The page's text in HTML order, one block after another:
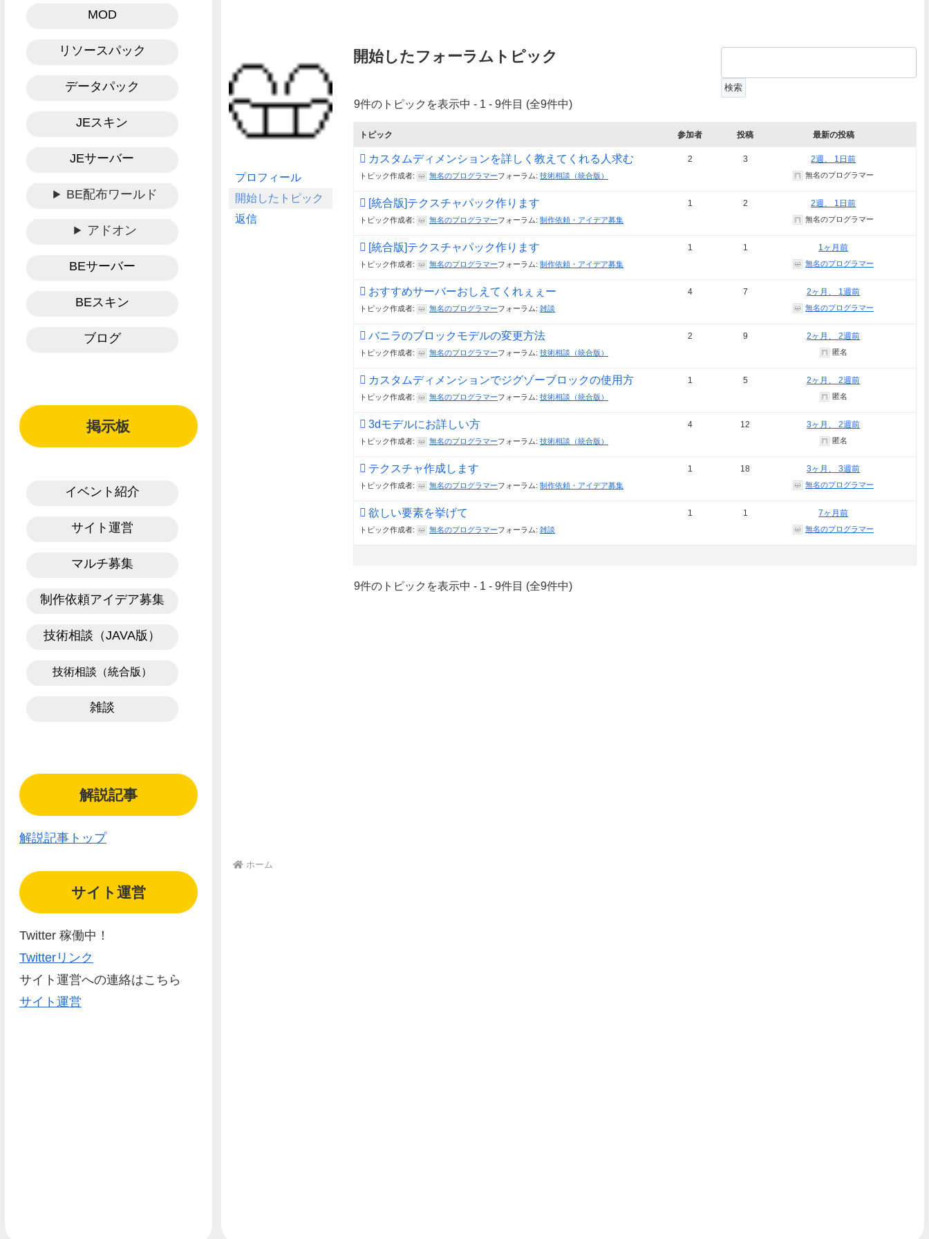
プロフィール
開始したトピック
返信
開始したフォーラムトピック
9件のトピックを表示中 - 1 - 9件目 (全9件中)
トピック 参加者 投稿 最新の投稿
カスタムディメンションを詳しく教えてくれる人求む
トピック作成者: 無名のプログラマーフォーラム:技術相談（統合版）
2 3 2週、 1日前
無名のプログラマー
[統合版]テクスチャパック作ります
トピック作成者: 無名のプログラマーフォーラム:制作依頼・アイデア募集
1 2 2週、 1日前
無名のプログラマー
[統合版]テクスチャパック作ります
トピック作成者: 無名のプログラマーフォーラム:制作依頼・アイデア募集
1 1 1ヶ月前
無名のプログラマー
おすすめサーバーおしえてくれぇぇー
トピック作成者: 無名のプログラマーフォーラム:雑談
4 7 2ヶ月、 1週前
無名のプログラマー
バニラのブロックモデルの変更方法
トピック作成者: 無名のプログラマーフォーラム:技術相談（統合版）
2 9 2ヶ月、 2週前
匿名
カスタムディメンションでジグゾーブロックの使用方
トピック作成者: 無名のプログラマーフォーラム:技術相談（統合版）
1 5 2ヶ月、 2週前
匿名
3dモデルにお詳しい方
トピック作成者: 無名のプログラマーフォーラム:技術相談（統合版）
4 12 3ヶ月、 2週前
匿名
テクスチャ作成します
トピック作成者: 無名のプログラマーフォーラム:制作依頼・アイデア募集
1 18 3ヶ月、 3週前
無名のプログラマー
欲しい要素を挙げて
トピック作成者: 無名のプログラマーフォーラム:雑談
1 1 7ヶ月前
無名のプログラマー
9件のトピックを表示中 - 1 - 9件目 (全9件中)
ホーム
MOD
リソースパック
データパック
JEスキン
JEサーバー
BE配布ワールド
アドオン
BEサーバー
BEスキン
ブログ
掲示板
イベント紹介
サイト運営
マルチ募集
制作依頼アイデア募集
技術相談（JAVA版）
技術相談（統合版）
雑談
解説記事
解説記事トップ
サイト運営
Twitter 稼働中！
Twitterリンク
サイト運営への連絡はこちら
サイト運営